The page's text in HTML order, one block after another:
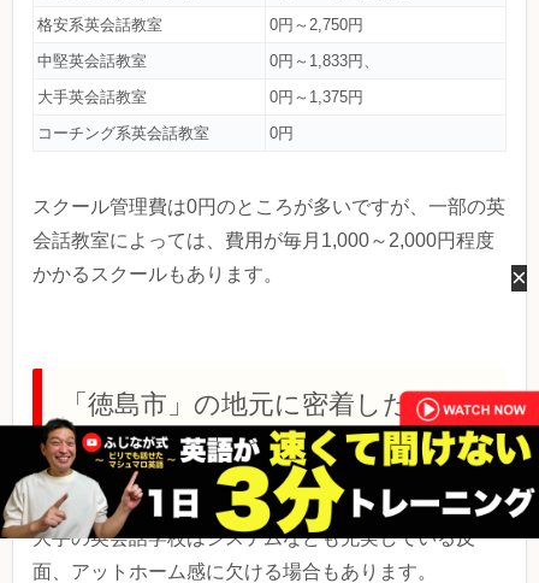
格安系英会話教室
0円～2,750円
中堅英会話教室
0円～1,833円、
大手英会話教室
0円～1,375円
コーチング系英会話教室
0円
スクール管理費は0円のところが多いですが、一部の英
会話教室によっては、費用が毎月1,000～2,000円程度
かかるスクールもあります。
「徳島市」の地元に密着したアッ
トホームな英会話教室
大手の英会話学校はシステムなども充実している反
面、アットホーム感に欠ける場合もあります。
×